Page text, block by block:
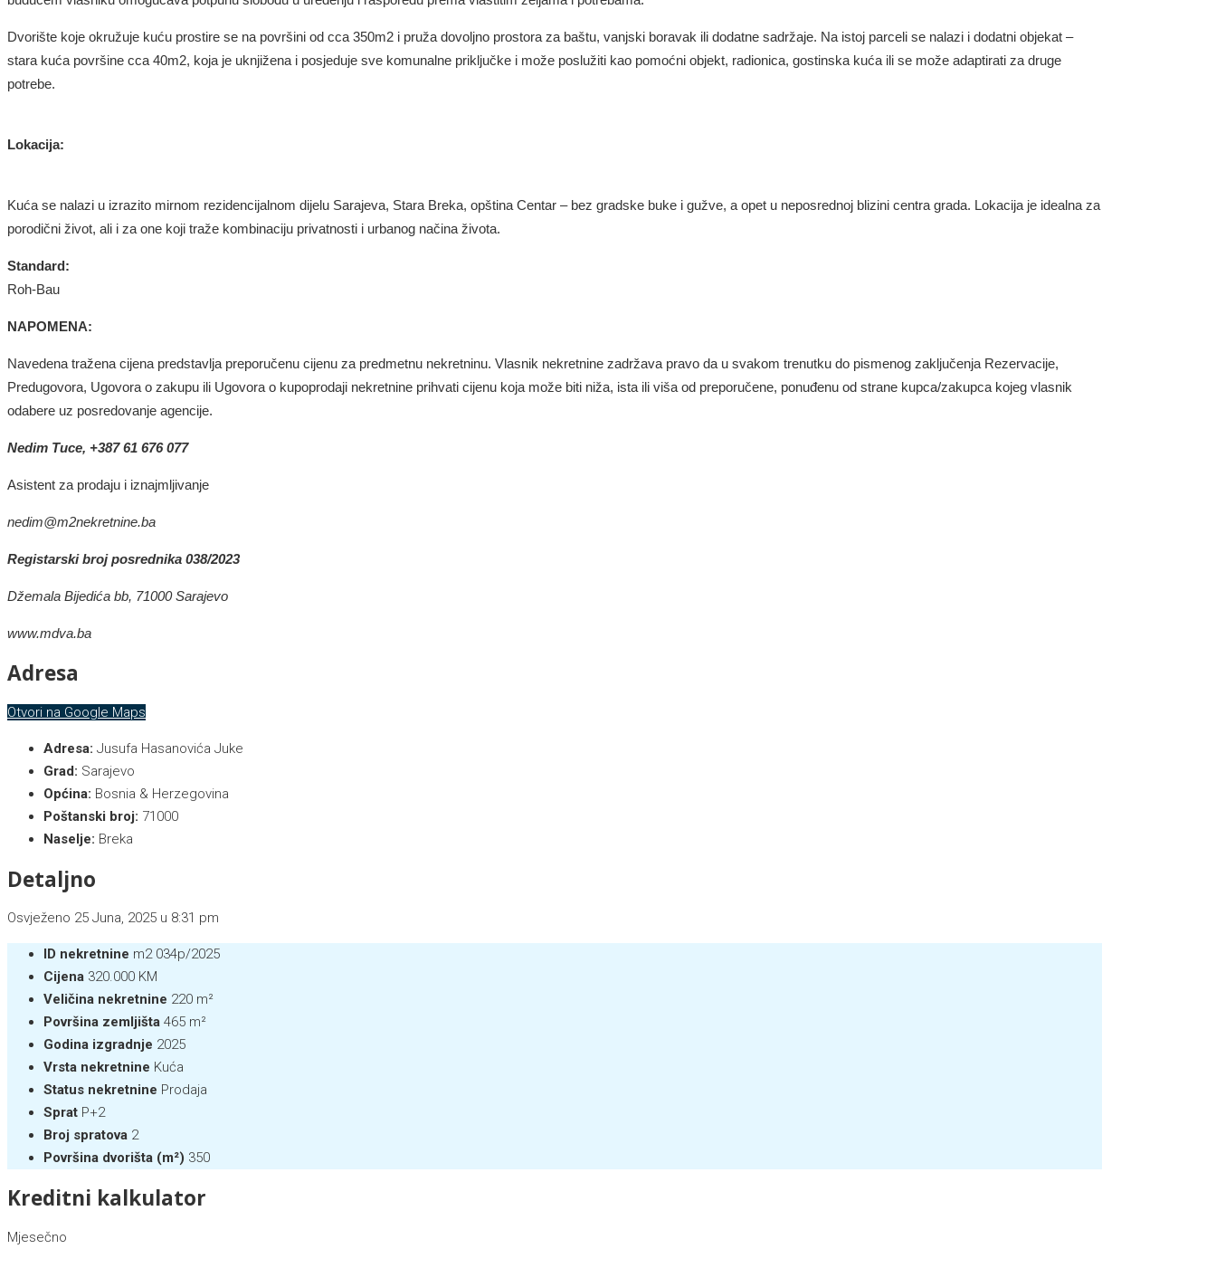
Dvorište koje okružuje kuću prostire se na površini od cca 350m2 i pruža dovoljno prostora za baštu, vanjski boravak ili dodatne sadržaje. Na istoj parceli se nalazi i dodatni objekat –
stara kuća površine cca 40m2, koja je uknjižena i posjeduje sve komunalne priključke i može poslužiti kao pomoćni objekt, radionica, gostinska kuća ili se može adaptirati za druge
potrebe.
Lokacija:
Kuća se nalazi u izrazito mirnom rezidencijalnom dijelu Sarajeva, Stara Breka, opština Centar – bez gradske buke i gužve, a opet u neposrednoj blizini centra grada. Lokacija je idealna za
porodični život, ali i za one koji traže kombinaciju privatnosti i urbanog načina života.
Standard:
Roh-Bau
NAPOMENA:
Navedena tražena cijena predstavlja preporučenu cijenu za predmetnu nekretninu. Vlasnik nekretnine zadržava pravo da u svakom trenutku do pismenog zaključenja Rezervacije,
Predugovora, Ugovora o zakupu ili Ugovora o kupoprodaji nekretnine prihvati cijenu koja može biti niža, ista ili viša od preporučene, ponuđenu od strane kupca/zakupca kojeg vlasnik
odabere uz posredovanje agencije.
Nedim Tuce, +387 61 676 077
Asistent za prodaju i iznajmljivanje
nedim@m2nekretnine.ba
Registarski broj posrednika 038/2023
Džemala Bijedića bb, 71000 Sarajevo
www.mdva.ba
Adresa
Otvori na Google Maps
Adresa: Jusufa Hasanovića Juke
Grad: Sarajevo
Općina: Bosnia & Herzegovina
Poštanski broj: 71000
Naselje: Breka
Detaljno
Osvježeno 25 Juna, 2025 u 8:31 pm
ID nekretnine m2 034p/2025
Cijena 320.000 KM
Veličina nekretnine 220 m²
Površina zemljišta 465 m²
Godina izgradnje 2025
Vrsta nekretnine Kuća
Status nekretnine Prodaja
Sprat P+2
Broj spratova 2
Površina dvorišta (m²) 350
Kreditni kalkulator
Mjesečno